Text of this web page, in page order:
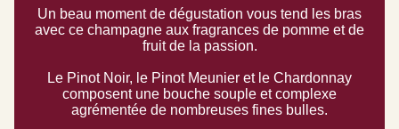
Un beau moment de dégustation vous tend les bras
avec ce champagne aux fragrances de pomme et de
fruit de la passion.
Le Pinot Noir, le Pinot Meunier et le Chardonnay
composent une bouche souple et complexe
agrémentée de nombreuses fines bulles.